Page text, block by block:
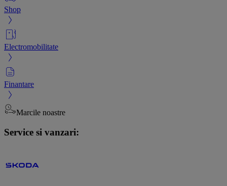
Shop
Electromobilitate
Finantare
Marcile noastre
Service si vanzari: